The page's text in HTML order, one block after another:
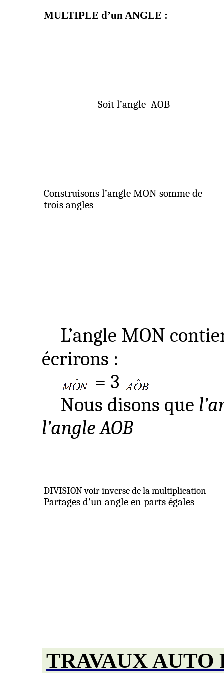
MULTIPLE d’un ANGLE :
Soit l’angle AOB
Construisons l’angle MON somme de
trois angles
L’angle MON
écrirons :
= 3
Nous disons que
l’angle AOB
DIVISION voir inverse de la multiplication
Partages d’un angle en parts égales
TRAVAUX AUTO